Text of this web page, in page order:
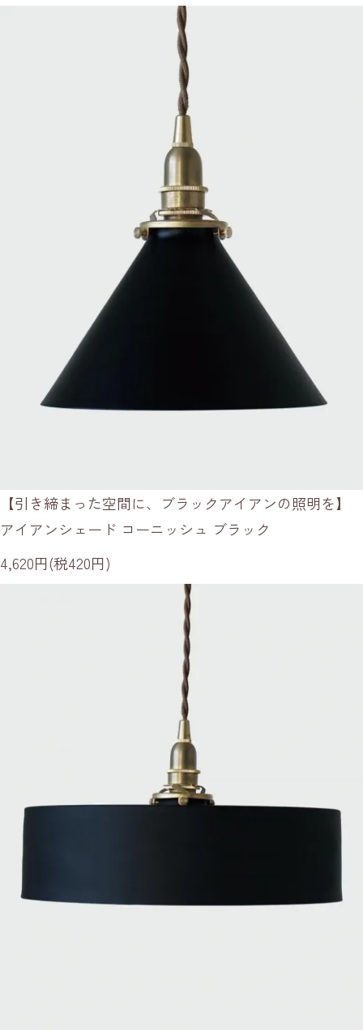
【引き締まった空間に、ブラックアイアンの照明を】
アイアンシェード コーニッシュ ブラック
4,620円(税420円)